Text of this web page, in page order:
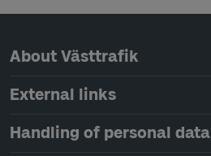
Page footer navigation
About Västtrafik
External links
Handling of personal data